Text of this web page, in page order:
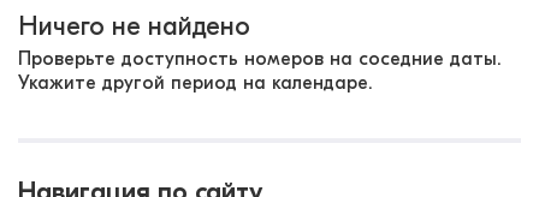
Ничего не найдено
Проверьте доступность номеров на соседние даты.
Укажите другой период на календаре.